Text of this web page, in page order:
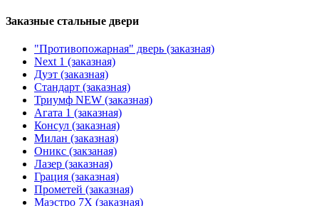
Заказные стальные двери
"Противопожарная" дверь (заказная)
Next 1 (заказная)
Дуэт (заказная)
Стандарт (заказная)
Триумф NEW (заказная)
Агата 1 (заказная)
Консул (заказная)
Милан (заказная)
Оникс (закзаная)
Лазер (заказная)
Грация (заказная)
Прометей (заказная)
Маэстро 7Х (заказная)